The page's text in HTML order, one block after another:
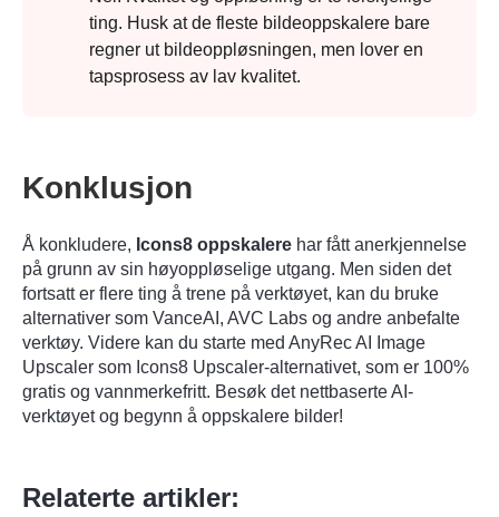
ting. Husk at de fleste bildeoppskalere bare
regner ut bildeoppløsningen, men lover en
tapsprosess av lav kvalitet.
Konklusjon
Å konkludere, Icons8 oppskalere har fått anerkjennelse
på grunn av sin høyoppløselige utgang. Men siden det
fortsatt er flere ting å trene på verktøyet, kan du bruke
alternativer som VanceAI, AVC Labs og andre anbefalte
verktøy. Videre kan du starte med AnyRec AI Image
Upscaler som Icons8 Upscaler-alternativet, som er 100%
gratis og vannmerkefritt. Besøk det nettbaserte AI-
verktøyet og begynn å oppskalere bilder!
Relaterte artikler: